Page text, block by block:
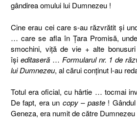
gândirea omului lui Dumnezeu !
Cine erau cei care s-au răzvrătit şi
… care se afla în Ţara Promisă,
smochini, viţă de vie + alte
îşi editaseră… Formularul nr. 1 de
lui Dumnezeu, al cărui conţinut l-au
Totul era oficial, cu hârtie … tocmai
De fapt, era un copy – paste! Gândul
Geneza, era numit de către Dumnezeu